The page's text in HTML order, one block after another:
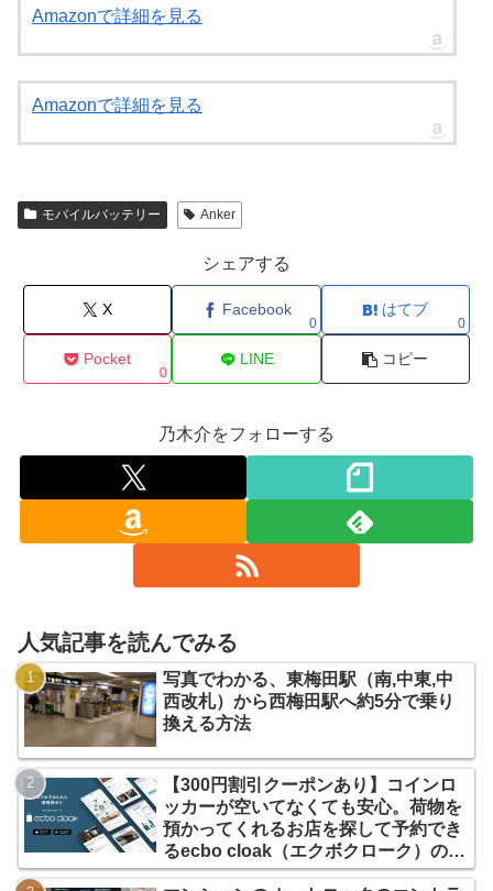
Amazonで詳細を見る
Amazonで詳細を見る
モバイルバッテリー Anker
シェアする
X Facebook
0
はてブ
0
Pocket
0
LINE コピー
乃木介をフォローする
人気記事を読んでみる
写真でわかる、東梅田駅（南,中東,中
西改札）から西梅田駅へ約5分で乗り
換える方法
【300円割引クーポンあり】コインロ
ッカーが空いてなくても安心。荷物を
預かってくれるお店を探して予約でき
るecbo cloak（エクボクローク）の使
い方